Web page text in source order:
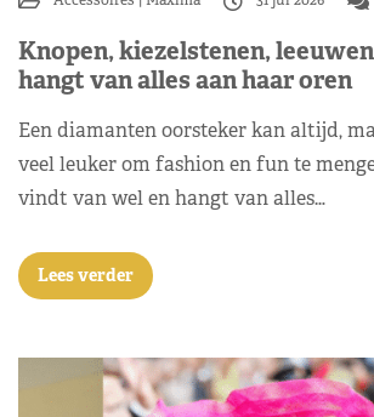
Knopen, kiezelstenen,
hangt van alles aan haar oren
Een diamanten oorsteker kan altijd,
veel leuker om fashion en fun te
vindt van wel en hangt van alles…
Lees verder